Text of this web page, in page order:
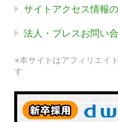
サイトアクセス情報
法人・プレスお問い
※本サイトはアフィリエイ
す